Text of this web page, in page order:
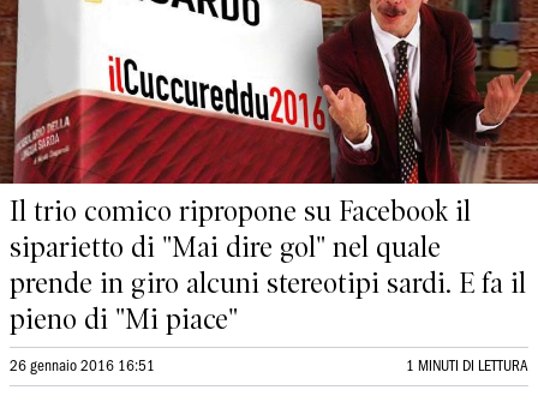
Il trio comico ripropone su Facebook il
siparietto di "Mai dire gol" nel quale
prende in giro alcuni stereotipi sardi. E fa il
pieno di "Mi piace"
26 gennaio 2016 16:51 1 MINUTI DI LETTURA